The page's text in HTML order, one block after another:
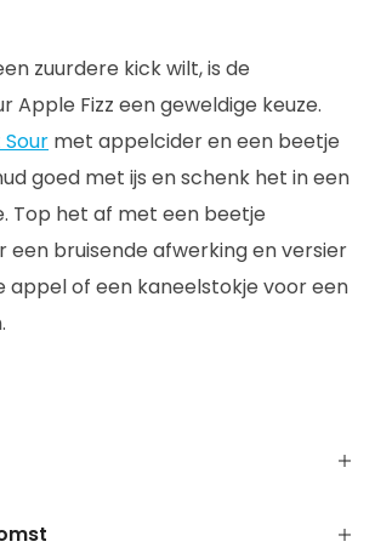
zuurdere kick wilt, is de
Apple Fizz een geweldige keuze.
met appelcider en een beetje
goed met ijs en schenk het in een
Top het af met een beetje
een bruisende afwerking en versier
appel of een kaneelstokje voor een